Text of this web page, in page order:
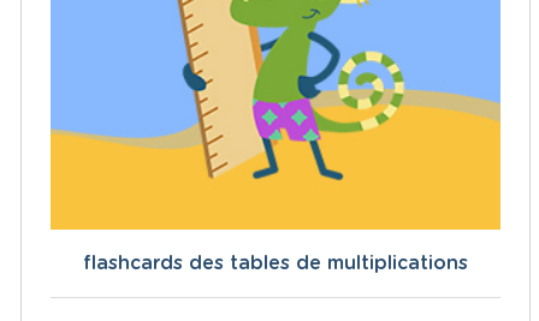
flashcards des tables de multiplications